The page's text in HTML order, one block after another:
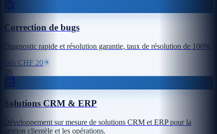
Correction de bugs
Diagnostic rapide et résolution garantie, taux de résolution de 100%.
Dès CHF 20
06
Solutions CRM & ERP
Développement sur mesure de solutions CRM et ERP pour la
gestion clientèle et les opérations.